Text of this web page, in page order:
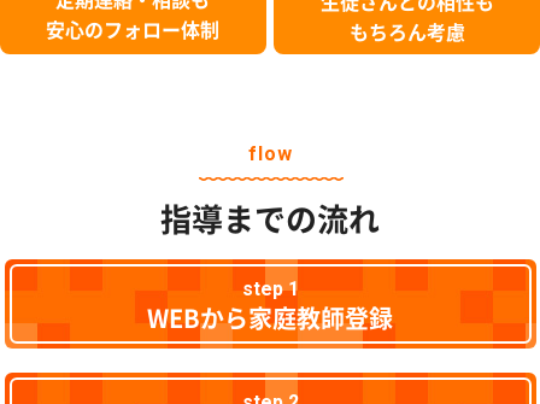
安心のフォロー体制
もちろん考慮
flow
指導までの流れ
step 1
WEBから家庭教師登録